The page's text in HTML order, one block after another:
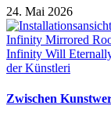
24. Mai 2026
Zwischen